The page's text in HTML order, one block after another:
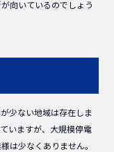
向いているのでしょう
少ない地域は存在しま
いますが、大規模停電
は少なくありません。